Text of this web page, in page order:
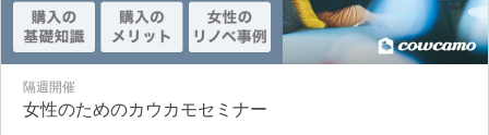
隔週開催
女性のためのカウカモセミナー